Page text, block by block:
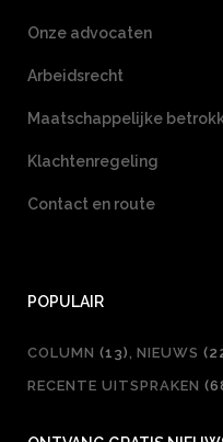
Onze advocaten
Arbeidsrecht
Maatschappelijke
Klachtenregeling
Contact en route
POPULAIR
COLUMN (13) NIEUWS
RECENTE UITSPRAKEN